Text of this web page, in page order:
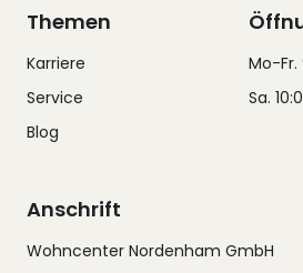
Themen
Karriere
Service
Blog
Mo-Fr.
Sa.
Anschrift
Wohncenter Nordenham GmbH